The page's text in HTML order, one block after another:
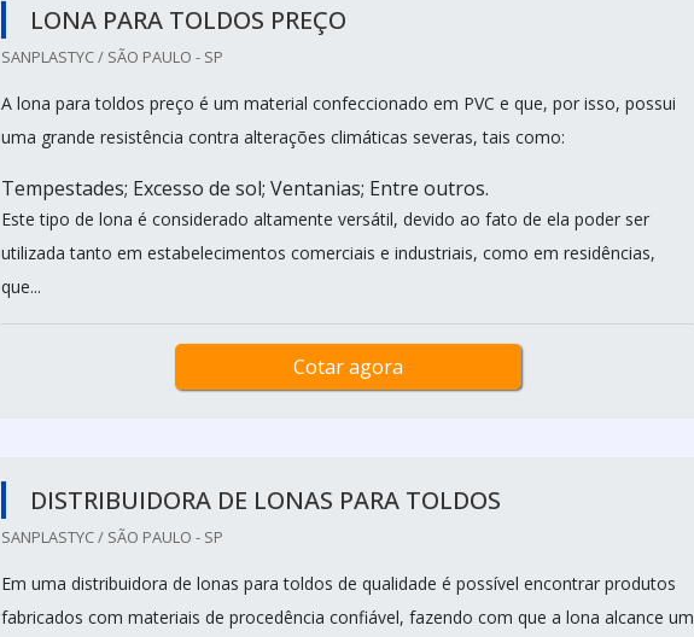
LONA PARA TOLDOS PREÇO
SANPLASTYC / SÃO PAULO - SP
A lona para toldos preço é um material confeccionado em PVC e que, por isso, possui
uma grande resistência contra alterações climáticas severas, tais como:
Tempestades; Excesso de sol; Ventanias; Entre outros.
Este tipo de lona é considerado altamente versátil, devido ao fato de ela poder ser
utilizada tanto em estabelecimentos comerciais e industriais, como em residências,
que...
Cotar agora
DISTRIBUIDORA DE LONAS PARA TOLDOS
SANPLASTYC / SÃO PAULO - SP
Em uma distribuidora de lonas para toldos de qualidade é possível encontrar produtos
fabricados com materiais de procedência confiável, fazendo com que a lona alcance um